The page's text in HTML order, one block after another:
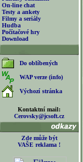
On-line chat
Testy a ankety
Filmy a seriály
Hudba
Počítačové hry
Download
Do oblíbených
WAP verze (info)
Výchozí stránka
Kontaktní mail:
Cerovsky@jcsoft.cz
Zde může být
VAŠE reklama !